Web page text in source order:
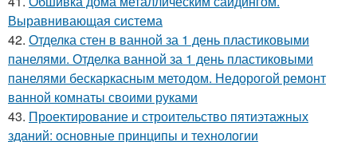
Выравнивающая система
42. Отделка стен в ванной за 1 день пластиковыми
панелями. Отделка ванной за 1 день пластиковыми
панелями бескаркасным методом. Недорогой ремонт
ванной комнаты своими руками
43. Проектирование и строительство пятиэтажных
зданий: основные принципы и технологии